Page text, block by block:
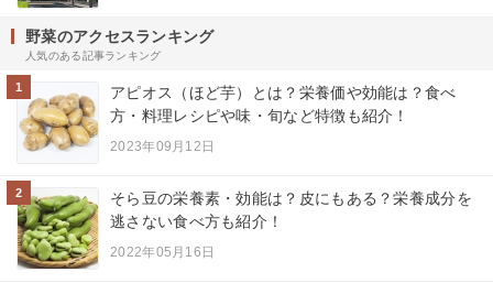
野菜のアクセスランキング
人気のある記事ランキング
1
アピオス（ほど芋）とは？栄養価や効能は？食べ
方・料理レシピや味・旬など特徴も紹介！
2023年09月12日
2
そら豆の栄養素・効能は？皮にもある？栄養成分を
逃さない食べ方も紹介！
2022年05月16日